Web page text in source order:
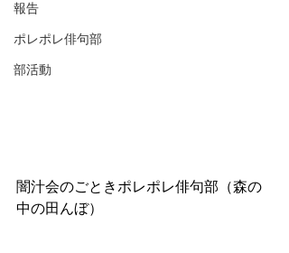
報告
ポレポレ俳句部
部活動
闇汁会のごときポレポレ俳句部（森の
中の田んぼ）